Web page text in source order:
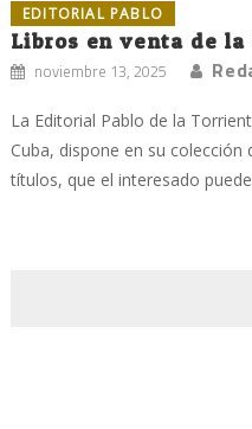
EDITORIAL PABLO
Libros en venta de
noviembre 13, 2025
La Editorial Pablo de la
Cuba, dispone en su
títulos, que el interesado